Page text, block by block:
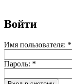
Войти
Имя пользователя: *
Пароль: *